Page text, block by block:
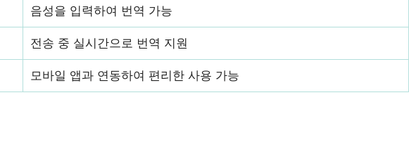
음성을 입력하여 번역 가능
전송 중 실시간으로 번역 지원
모바일 앱과 연동하여 편리한 사용 가능